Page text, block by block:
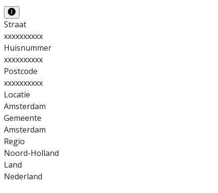
Straat
xxxxxxxxxx
Huisnummer
xxxxxxxxxx
Postcode
xxxxxxxxxx
Locatie
Amsterdam
Gemeente
Amsterdam
Regio
Noord-Holland
Land
Nederland